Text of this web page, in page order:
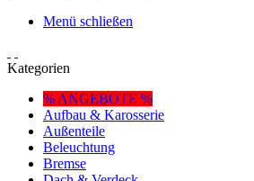
Menü schließen
Kategorien
% ANGEBOTE %
Aufbau & Karosserie
Außenteile
Beleuchtung
Bremse